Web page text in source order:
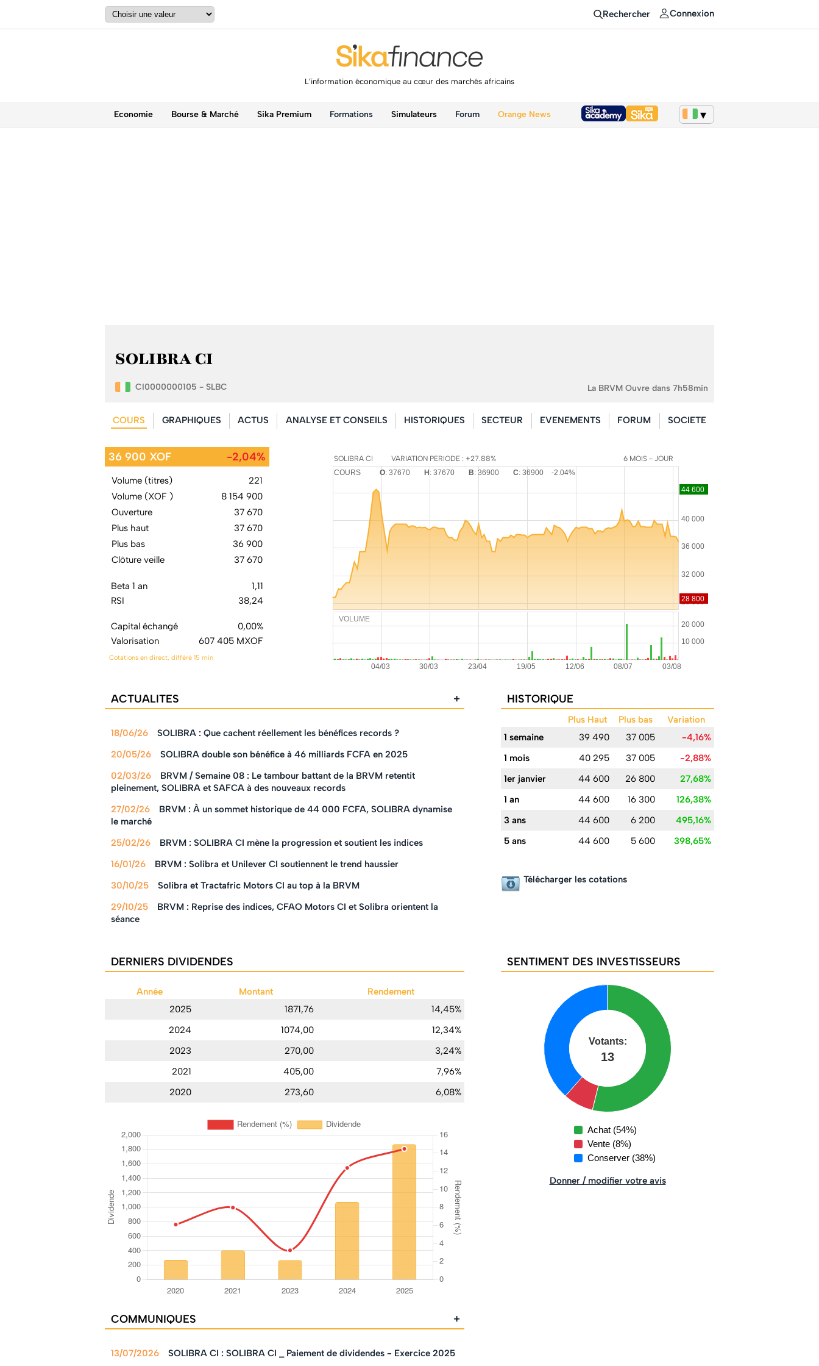
Rechercher Connexion
L’information économique au cœur des marchés africains
Economie Bourse & Marché Sika Premium Formations Simulateurs Forum Orange News
SOLIBRA CI
CI0000000105 - SLBC La BRVM Ouvre dans 7h58min
COURS GRAPHIQUES ACTUS ANALYSE ET CONSEILS HISTORIQUES SECTEUR EVENEMENTS FORUM SOCIETE
36 900 XOF -2,04%
Volume (titres)
221
Volume (XOF )
8 154 900
Ouverture
37 670
Plus haut
37 670
Plus bas
36 900
Clôture veille
37 670
Beta 1 an
1,11
RSI
38,24
Capital échangé
0,00%
Valorisation
607 405 MXOF
Cotations en direct, différé 15 min
SOLIBRA CI VARIATION PERIODE : +27.88% 6 MOIS - JOUR
VOLUME
COURS O: 37670 H : 37670 B: 36900 C: 36900 -2.04%
ACTUALITES +
18/06/26
SOLIBRA : Que cachent réellement les bénéfices records ?
20/05/26
SOLIBRA double son bénéfice à 46 milliards FCFA en 2025
02/03/26
BRVM / Semaine 08 : Le tambour battant de la BRVM retentit
pleinement, SOLIBRA et SAFCA à des nouveaux records
27/02/26
BRVM : À un sommet historique de 44 000 FCFA, SOLIBRA dynamise
le marché
25/02/26
BRVM : SOLIBRA CI mène la progression et soutient les indices
16/01/26
BRVM : Solibra et Unilever CI soutiennent le trend haussier
30/10/25
Solibra et Tractafric Motors CI au top à la BRVM
29/10/25
BRVM : Reprise des indices, CFAO Motors CI et Solibra orientent la
séance
HISTORIQUE
Plus Haut Plus bas
Variation
1 semaine
39 490 37 005
-4,16%
1 mois
40 295 37 005
-2,88%
1er janvier
44 600 26 800
27,68%
1 an
44 600 16 300
126,38%
3 ans
44 600 6 200
495,16%
5 ans
44 600 5 600 398,65%
Télécharger les cotations
DERNIERS DIVIDENDES
Année Montant
Rendement
2025
1871,76
14,45%
2024
1074,00
12,34%
2023
270,00
3,24%
2021
405,00
7,96%
2020
273,60 6,08%
COMMUNIQUES +
13/07/2026 SOLIBRA CI : SOLIBRA CI _ Paiement de dividendes - Exercice 2025
SENTIMENT DES INVESTISSEURS
Achat (54%)
Vente (8%)
Conserver (38%)
Donner / modifier votre avis